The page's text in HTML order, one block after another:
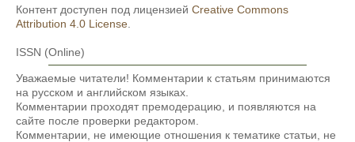
Контент доступен под лицензией Creative Commons
Attribution 4.0 License
ISSN (Online)
Уважаемые читатели! Комментарии к статьям принимаются
на русском и английском языках.
Комментарии проходят премодерацию, и появляются на
сайте после проверки редактором.
Комментарии, не имеющие отношения к тематике статьи, не